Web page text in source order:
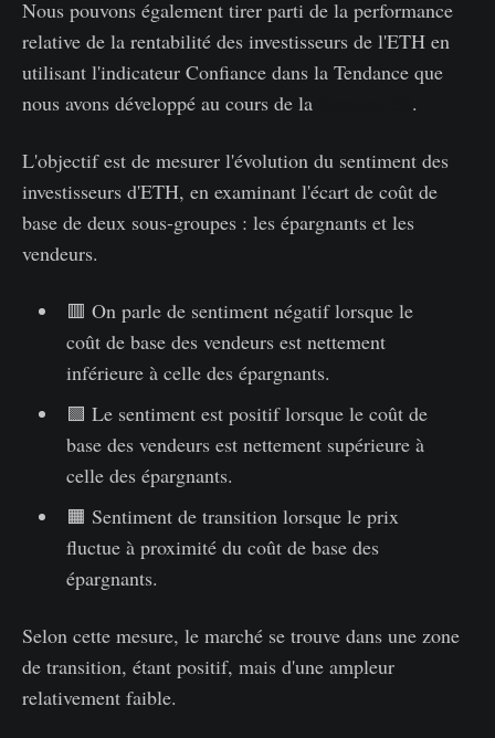
Nous pouvons également tirer parti de la performance
relative de la rentabilité des investisseurs de l'ETH en
utilisant l'indicateur Confiance dans la Tendance que
nous avons développé au cours de la
.
L'objectif est de mesurer l'évolution du sentiment des
investisseurs d'ETH, en examinant l'écart de coût de
base de deux sous-groupes : les épargnants et les
vendeurs.
🟥 On parle de sentiment négatif lorsque le
coût de base des vendeurs est nettement
inférieure à celle des épargnants.
🟩 Le sentiment est positif lorsque le coût de
base des vendeurs est nettement supérieure à
celle des épargnants.
🟧 Sentiment de transition lorsque le prix
fluctue à proximité du coût de base des
épargnants.
Selon cette mesure, le marché se trouve dans une zone
de transition, étant positif, mais d'une ampleur
relativement faible.